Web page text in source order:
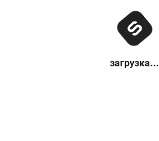
загрузка...